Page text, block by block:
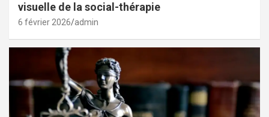
visuelle de la social-thérapie
6 février 2026 admin